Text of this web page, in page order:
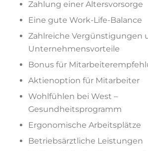
Zahlung einer Altersvorsorge
Eine gute Work-Life-Balance
Zahlreiche Vergünstigungen
Unternehmensvorteile
Bonus für
Aktienoption für Mitarbeiter
Wohlfühlen bei West –
Gesundheitsprogramm
Ergonomische Arbeitsplätze
Betriebsärztliche Leistungen